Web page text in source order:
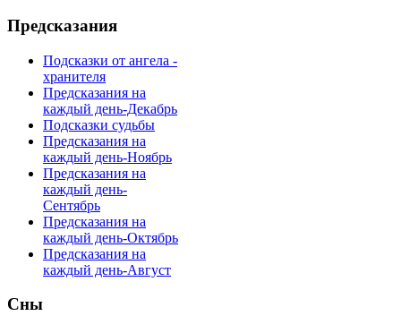
Предсказания
Подсказки от ангела -
хранителя
Предсказания на
каждый день-Декабрь
Подсказки судьбы
Предсказания на
каждый день-Ноябрь
Предсказания на
каждый день-
Сентябрь
Предсказания на
каждый день-Октябрь
Предсказания на
каждый день-Август
Сны